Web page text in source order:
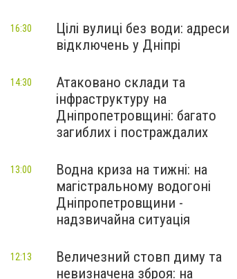
Цілі вулиці без води: адреси
відключень у Дніпрі
16:30
Атаковано склади та
інфраструктуру на
Дніпропетровщині: багато
загиблих і постраждалих
14:30
Водна криза на тижні: на
магістральному водогоні
Дніпропетровщини -
надзвичайна ситуація
13:00
Величезний стовп диму та
невизначена зброя: на
12:13